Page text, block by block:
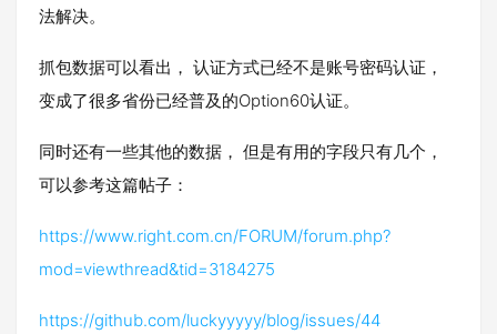
法解决。
抓包数据可以看出， 认证方式已经不是账号密码认证，
变成了很多省份已经普及的Option60认证。
同时还有一些其他的数据， 但是有用的字段只有几个，
可以参考这篇帖子：
https://www.right.com.cn/FORUM/forum.php?
mod=viewthread&tid=3184275
https://github.com/luckyyyyy/blog/issues/44